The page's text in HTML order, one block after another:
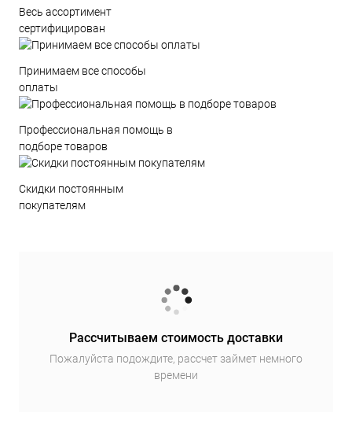
Весь ассортимент
сертифицирован
Принимаем все способы
оплаты
Профессиональная помощь в
подборе товаров
Скидки постоянным
покупателям
Рассчитываем стоимость доставки
Пожалуйста подождите, рассчет займет немного
времени